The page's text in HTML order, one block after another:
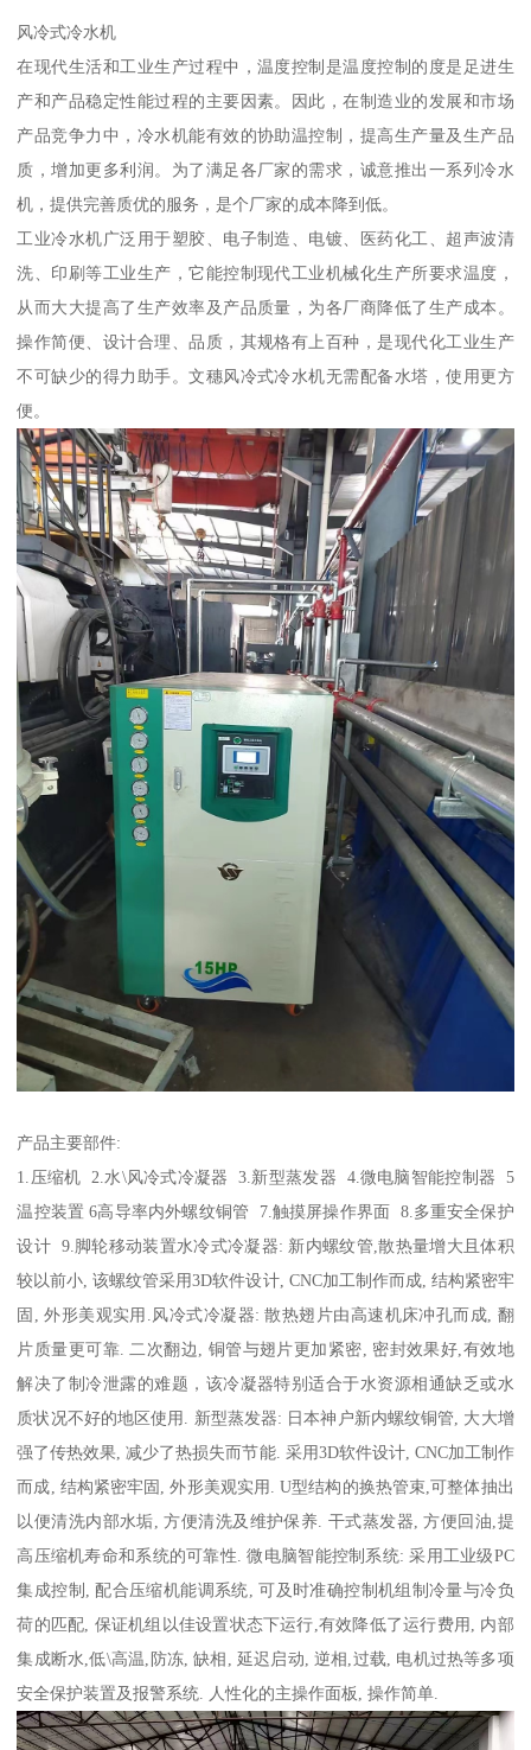
风冷式冷水机
在现代生活和工业生产过程中，温度控制是温度控制的度是足进生
产和产品稳定性能过程的主要因素。因此，在制造业的发展和市场
产品竞争力中，冷水机能有效的协助温控制，提高生产量及生产品
质，增加更多利润。为了满足各厂家的需求，诚意推出一系列冷水
机，提供完善质优的服务，是个厂家的成本降到低。
工业冷水机广泛用于塑胶、电子制造、电镀、医药化工、超声波清
洗、印刷等工业生产，它能控制现代工业机械化生产所要求温度，
从而大大提高了生产效率及产品质量，为各厂商降低了生产成本。
操作简便、设计合理、品质，其规格有上百种，是现代化工业生产
不可缺少的得力助手。文穗风冷式冷水机无需配备水塔，使用更方
便。
产品主要部件:
1.压缩机 2.水\风冷式冷凝器 3.新型蒸发器 4.微电脑智能控制器 5
温控装置 6高导率内外螺纹铜管 7.触摸屏操作界面 8.多重安全保护
设计 9.脚轮移动装置水冷式冷凝器: 新内螺纹管,散热量增大且体积
较以前小, 该螺纹管采用3D软件设计, CNC加工制作而成, 结构紧密牢
固, 外形美观实用.风冷式冷凝器: 散热翅片由高速机床冲孔而成, 翻
片质量更可靠. 二次翻边, 铜管与翅片更加紧密, 密封效果好,有效地
解决了制冷泄露的难题，该冷凝器特别适合于水资源相通缺乏或水
质状况不好的地区使用. 新型蒸发器: 日本神户新内螺纹铜管, 大大增
强了传热效果, 减少了热损失而节能. 采用3D软件设计, CNC加工制作
而成, 结构紧密牢固, 外形美观实用. U型结构的换热管束,可整体抽出
以便清洗内部水垢, 方便清洗及维护保养. 干式蒸发器, 方便回油,提
高压缩机寿命和系统的可靠性. 微电脑智能控制系统: 采用工业级PC
集成控制, 配合压缩机能调系统, 可及时准确控制机组制冷量与冷负
荷的匹配, 保证机组以佳设置状态下运行,有效降低了运行费用, 内部
集成断水,低\高温,防冻, 缺相, 延迟启动, 逆相,过载, 电机过热等多项
安全保护装置及报警系统. 人性化的主操作面板, 操作简单.